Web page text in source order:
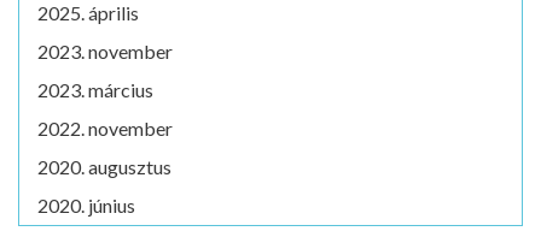
2025. április
2023. november
2023. március
2022. november
2020. augusztus
2020. június